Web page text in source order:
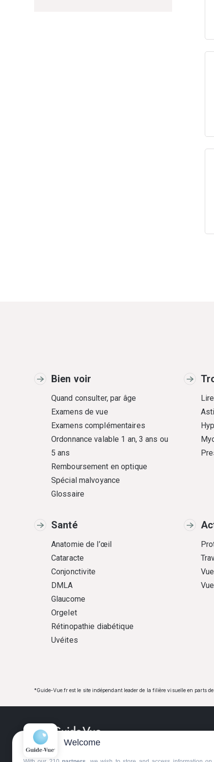
Bien voir
Quand consulter, par âge
Examens de vue
Examens complémentaires
Ordonnance valable 1 an, 3 ans ou
5 ans
Remboursement en optique
Spécial malvoyance
Glossaire
Santé
Anatomie de l’œil
Cataracte
Conjonctivite
DMLA
Glaucome
Orgelet
Rétinopathie diabétique
Uvéites
*Guide-Vue.fr est le site indépendant leader de la filière visuelle en parts
Guide-Vue.fr est une entreprise d'édition
Welcome